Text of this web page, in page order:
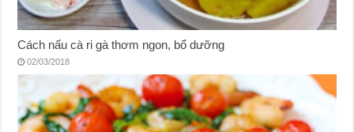
Cách nấu cà ri gà thơm ngon, bổ dưỡng
02/03/2018